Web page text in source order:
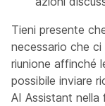
Tieni presente
necessario che
riunione affinché
possibile inviare
AI Assistant nella